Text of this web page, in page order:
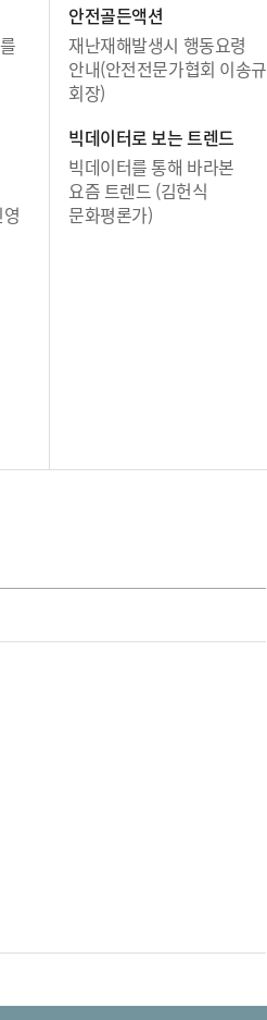
안전골든액션
재난재해발생시 행동요령
안내(안전전문가협회 이송규
회장)
빅데이터로 보는 트렌드
빅데이터를 통해 바라본
요즘 트렌드 (김헌식
문화평론가)